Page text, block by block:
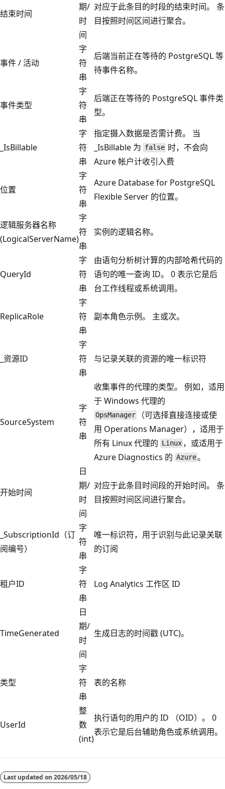
结束时间
期/
时
间
对应于此条目的时段的结束时间。 条
目按照时间区间进行聚合。
事件 / 活动
字
符
串
后端当前正在等待的 PostgreSQL 等
待事件名称。
事件类型
字
符
串
后端正在等待的 PostgreSQL 事件类
型。
_IsBillable
字
符
串
指定摄入数据是否需计费。 当
_IsBillable 为 false 时，不会向
Azure 帐户计收引入费
位置
字
符
串
Azure Database for PostgreSQL
Flexible Server 的位置。
逻辑服务器名称
(LogicalServerName)
字
符
串
实例的逻辑名称。
QueryId
字
符
串
由语句分析树计算的内部哈希代码的
语句的唯一查询 ID。 0 表示它是后
台工作线程或系统调用。
ReplicaRole
字
符
串
副本角色示例。 主或次。
_资源ID
字
符
串
与记录关联的资源的唯一标识符
SourceSystem
字
符
串
收集事件的代理的类型。 例如，适用
于 Windows 代理的
OpsManager
（可选择直接连接或使
用 Operations Manager），适用于
所有 Linux 代理的 Linux ，或适用于
Azure Diagnostics 的 Azure。
开始时间
日
期/
时
间
对应于此条目时间段的开始时间。 条
目按照时间区间进行聚合。
_SubscriptionId（订
阅编号）
字
符
串
唯一标识符，用于识别与此记录关联
的订阅
租户ID
字
符
串
Log Analytics 工作区 ID
TimeGenerated
日
期/
时
间
生成日志的时间戳 (UTC)。
类型
字
符
串
表的名称
UserId
整
数
(int)
执行语句的用户的 ID （OID）。 0
表示它是后台辅助角色或系统调用。
模Last updated on 2026/05/18